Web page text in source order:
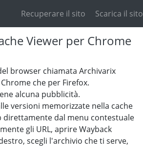
Recuperare il sito Scarica il sito
Viewer per Chrome
browser chiamata Archivarix
che per Firefox.
alcuna pubblicità.
versioni memorizzate nella cache
direttamente dal menu contestuale
gli URL, aprire Wayback
scegli l'archivio che ti serve,